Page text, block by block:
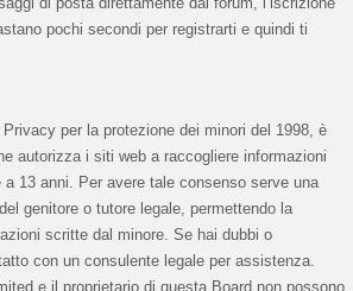
pochi secondi per registrarti e quindi ti
per la protezione dei minori del 1998, è
autorizza i siti web a raccogliere informazioni
13 anni. Per avere tale consenso serve una
genitore o tutore legale, permettendo la
scritte dal minore. Se hai dubbi o
con un consulente legale per assistenza.
e il proprietario di questa Board non possono